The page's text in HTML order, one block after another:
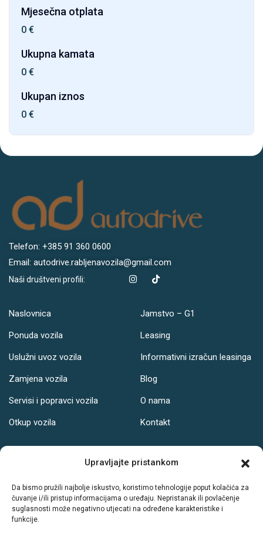
Upravljajte pristankom
Da bismo pružili najbolje iskustvo, koristimo tehnologije poput kolačića za
čuvanje i/ili pristup informacijama o uređaju. Nepristanak ili povlačenje
suglasnosti može negativno utjecati na određene karakteristike i
funkcije.
Mjesečna otplata
0 €
Ukupna kamata
0 €
Ukupan iznos
0 €
Telefon: +385 91 360 0600
Email: autodrive.rabljenavozila@gmail.com
Naši društveni profili:
Naslovnica
Ponuda vozila
Uslužni uvoz vozila
Zamjena vozila
Servisi i popravci vozila
Otkup vozila
Jamstvo – G1
Leasing
Informativni izračun leasinga
Blog
O nama
Kontakt
Radno vrijeme:
PON-PET: 08-19h